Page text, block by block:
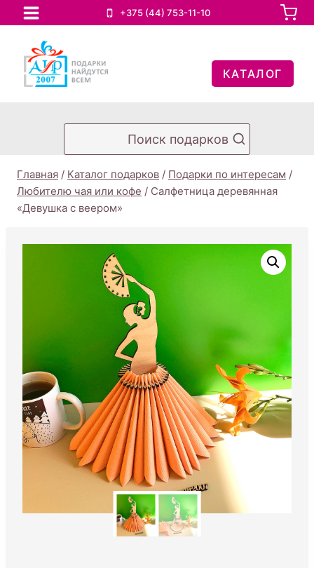
Перейти
к
содержимому
+375 (44) 753-11-10
КАТАЛОГ
Поиск подарков
Главная / Каталог подарков / Подарки по интересам /
Любителю чая или кофе / Салфетница деревянная
«Девушка с веером»